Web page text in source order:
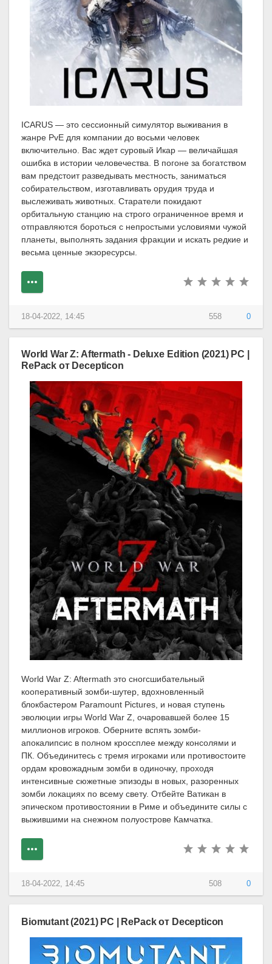
ICARUS — это сессионный симулятор выживания в
жанре PvE для компании до восьми человек
включительно. Вас ждет суровый Икар — величайшая
ошибка в истории человечества. В погоне за богатством
вам предстоит разведывать местность, заниматься
собирательством, изготавливать орудия труда и
выслеживать животных. Старатели покидают
орбитальную станцию на строго ограниченное время и
отправляются бороться с непростыми условиями чужой
планеты, выполнять задания фракции и искать редкие и
весьма ценные экзоресурсы.
558 0
18-04-2022, 14:45
World War Z: Aftermath - Deluxe Edition (2021) PC |
RePack от Decepticon
World War Z: Aftermath это сногсшибательный
кооперативный зомби-шутер, вдохновленный
блокбастером Paramount Pictures, и новая ступень
эволюции игры World War Z, очаровавшей более 15
миллионов игроков. Оберните вспять зомби-
апокалипсис в полном кроссплее между консолями и
ПК. Объединитесь с тремя игроками или противостоите
ордам кровожадным зомби в одиночку, проходя
интенсивные сюжетные эпизоды в новых, разоренных
зомби локациях по всему свету. Отбейте Ватикан в
эпическом противостоянии в Риме и объедините силы с
выжившими на снежном полуострове Камчатка.
508 0
18-04-2022, 14:45
Biomutant (2021) PC | RePack от Decepticon